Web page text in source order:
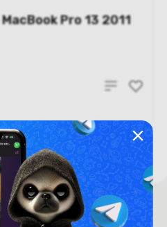
Pro 13 2011